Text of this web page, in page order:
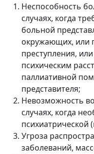
Неспособность
случаях, когда
больной
окружающих, или
преступления,
психическим
паллиативной
представителя;
Невозможность
случаях, когда
психиатрической
Угроза
заболеваний,